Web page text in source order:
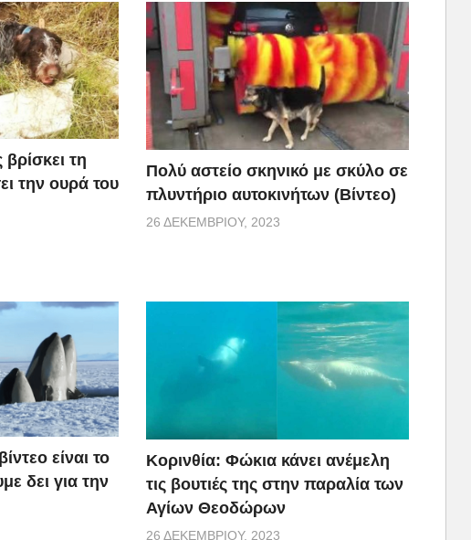
τη
την ουρά του
Πολύ αστείο σκηνικό με σκύλο σε
πλυντήριο αυτοκινήτων (Βίντεο)
26 ΔΕΚΕΜΒΡΊΟΥ, 2023
είναι το
δει για την
Κορινθία: Φώκια κάνει ανέμελη
τις βουτιές της στην παραλία των
Αγίων Θεοδώρων
26 ΔΕΚΕΜΒΡΊΟΥ, 2023